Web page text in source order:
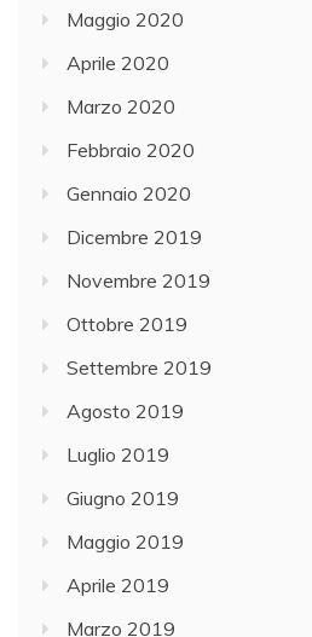
Maggio 2020
Aprile 2020
Marzo 2020
Febbraio 2020
Gennaio 2020
Dicembre 2019
Novembre 2019
Ottobre 2019
Settembre 2019
Agosto 2019
Luglio 2019
Giugno 2019
Maggio 2019
Aprile 2019
Marzo 2019